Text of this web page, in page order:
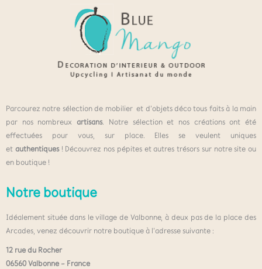
Parcourez notre sélection de mobilier et d’objets déco tous faits à la main
par nos nombreuxartisans. Notre sélection et nos créations ont été
effectuées pour vous, sur place. Elles se veulent uniques
et authentiques! Découvrez nos pépites et autres trésors sur notre site ou
en boutique !
Notre boutique
Idéalement située dans le village de Valbonne, à deux pas de la place des
Arcades, venez découvrir notre boutique à l’adresse suivante :
12 rue du Rocher
06560 Valbonne – France